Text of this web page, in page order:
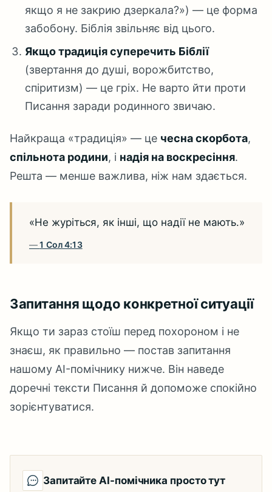
якщо я не закрию дзеркала?») — це форма
забобону. Біблія звільняє від цього.
Якщо традиція суперечить Біблії
(звертання до душі, ворожбитство,
спіритизм) — це гріх. Не варто йти проти
Писання заради родинного звичаю.
Найкраща «традиція» — це чесна скорбота,
спільнота родини, і надія на воскресіння.
Решта — менше важлива, ніж нам здається.
«Не журіться, як інші, що надії не мають.»
1 Сол 4:13
Запитання щодо конкретної ситуації
Якщо ти зараз стоїш перед похороном і не
знаєш, як правильно — постав запитання
нашому AI-помічнику нижче. Він наведе
доречні тексти Писання й допоможе спокійно
зорієнтуватися.
Запитайте AI-помічника просто тут